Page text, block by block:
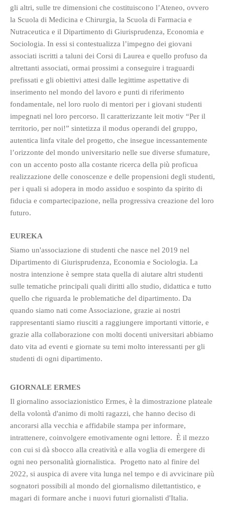
gli altri, sulle tre dimensioni che costituiscono l’Ateneo, ovvero
la Scuola di Medicina e Chirurgia, la Scuola di Farmacia e
Nutraceutica e il Dipartimento di Giurisprudenza, Economia e
Sociologia. In essi si contestualizza l’impegno dei giovani
associati iscritti a taluni dei Corsi di Laurea e quello profuso da
altrettanti associati, ormai prossimi a conseguire i traguardi
prefissati e gli obiettivi attesi dalle legittime aspettative di
inserimento nel mondo del lavoro e punti di riferimento
fondamentale, nel loro ruolo di mentori per i giovani studenti
impegnati nel loro percorso. Il caratterizzante leit motiv “Per il
territorio, per noi!” sintetizza il modus operandi del gruppo,
autentica linfa vitale del progetto, che insegue incessantemente
l’orizzonte del mondo universitario nelle sue diverse sfumature,
con un accento posto alla costante ricerca della più proficua
realizzazione delle conoscenze e delle propensioni degli studenti,
per i quali si adopera in modo assiduo e sospinto da spirito di
fiducia e compartecipazione, nella progressiva creazione del loro
futuro.
EUREKA
Siamo un'associazione di studenti che nasce nel 2019 nel
Dipartimento di Giurisprudenza, Economia e Sociologia. La
nostra intenzione è sempre stata quella di aiutare altri studenti
sulle tematiche principali quali diritti allo studio, didattica e tutto
quello che riguarda le problematiche del dipartimento. Da
quando siamo nati come Associazione, grazie ai nostri
rappresentanti siamo riusciti a raggiungere importanti vittorie, e
grazie alla collaborazione con molti docenti universitari abbiamo
dato vita ad eventi e giornate su temi molto interessanti per gli
studenti di ogni dipartimento.
GIORNALE ERMES
Il giornalino associazionistico Ermes, è la dimostrazione plateale
della volontà d'animo di molti ragazzi, che hanno deciso di
ancorarsi alla vecchia e affidabile stampa per informare,
intrattenere, coinvolgere emotivamente ogni lettore. È il mezzo
con cui si dà sbocco alla creatività e alla voglia di emergere di
ogni neo personalità giornalistica. Progetto nato al finire del
2022, si auspica di avere vita lunga nel tempo e di avvicinare più
sognatori possibili al mondo del giornalismo dilettantistico, e
magari di formare anche i nuovi futuri giornalisti d'Italia.